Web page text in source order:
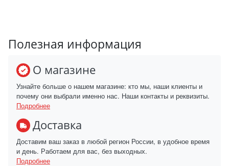
Полезная информация
О магазине
Узнайте больше о нашем магазине: кто мы, наши клиенты и
почему они выбрали именно нас. Наши контакты и реквизиты.
Подробнее
Доставка
Доставим ваш заказ в любой регион России, в удобное время
и день. Работаем для вас, без выходных.
Подробнее